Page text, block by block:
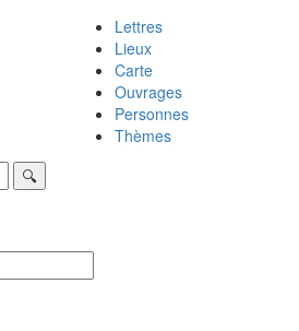
Lettres
Lieux
Carte
Ouvrages
Personnes
Thèmes